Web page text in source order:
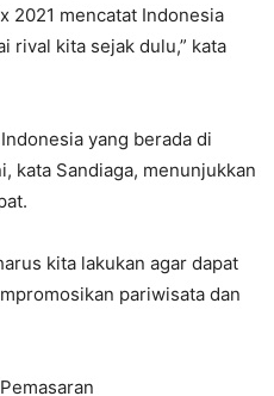
2021 mencatat Indonesia
rival kita sejak dulu,” kata
yang berada di
kata Sandiaga, menunjukkan
kita lakukan agar dapat
pariwisata dan